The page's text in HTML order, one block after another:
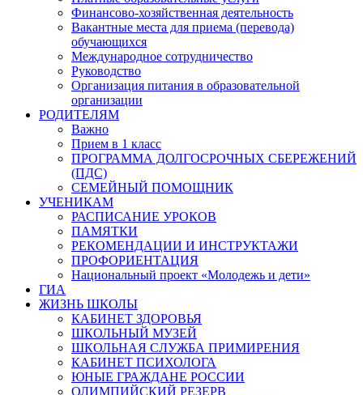
Финансово-хозяйственная деятельность
Вакантные места для приема (перевода)
обучающихся
Международное сотрудничество
Руководство
Организация питания в образовательной
организации
РОДИТЕЛЯМ
Важно
Прием в 1 класс
ПРОГРАММА ДОЛГОСРОЧНЫХ СБЕРЕЖЕНИЙ
(ПДС)
СЕМЕЙНЫЙ ПОМОЩНИК
УЧЕНИКАМ
РАСПИСАНИЕ УРОКОВ
ПАМЯТКИ
РЕКОМЕНДАЦИИ И ИНСТРУКТАЖИ
ПРОФОРИЕНТАЦИЯ
Национальный проект «Молодежь и дети»
ГИА
ЖИЗНЬ ШКОЛЫ
КАБИНЕТ ЗДОРОВЬЯ
ШКОЛЬНЫЙ МУЗЕЙ
ШКОЛЬНАЯ СЛУЖБА ПРИМИРЕНИЯ
КАБИНЕТ ПСИХОЛОГА
ЮНЫЕ ГРАЖДАНЕ РОССИИ
ОЛИМПИЙСКИЙ РЕЗЕРВ